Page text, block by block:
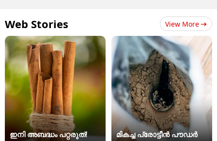
Web Stories View More
ഇനി അബദ്ധം പറ്റരുത്!
മികച്ച പ്രോട്ടീൻ പൗഡർ